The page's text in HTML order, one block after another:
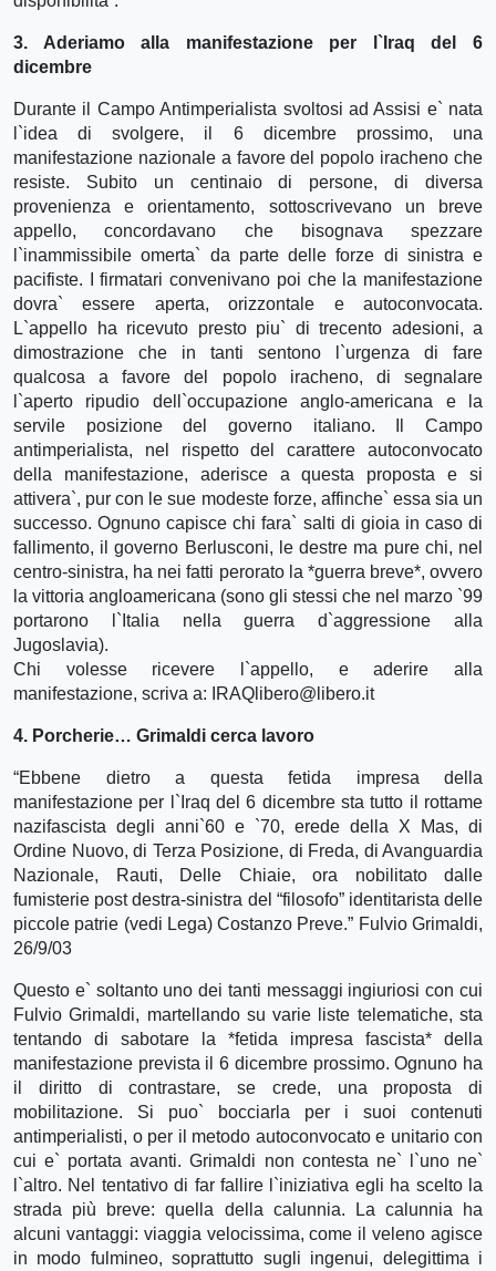
3. Aderiamo alla manifestazione per l`Iraq del 6
dicembre
Durante il Campo Antimperialista svoltosi ad Assisi e` nata
l`idea di svolgere, il 6 dicembre prossimo, una
manifestazione nazionale a favore del popolo iracheno che
resiste. Subito un centinaio di persone, di diversa
provenienza e orientamento, sottoscrivevano un breve
appello, concordavano che bisognava spezzare
l`inammissibile omerta` da parte delle forze di sinistra e
pacifiste. I firmatari convenivano poi che la manifestazione
dovra` essere aperta, orizzontale e autoconvocata.
L`appello ha ricevuto presto piu` di trecento adesioni, a
dimostrazione che in tanti sentono l`urgenza di fare
qualcosa a favore del popolo iracheno, di segnalare
l`aperto ripudio dell`occupazione anglo-americana e la
servile posizione del governo italiano. Il Campo
antimperialista, nel rispetto del carattere autoconvocato
della manifestazione, aderisce a questa proposta e si
attivera`, pur con le sue modeste forze, affinche` essa sia un
successo. Ognuno capisce chi fara` salti di gioia in caso di
fallimento, il governo Berlusconi, le destre ma pure chi, nel
centro-sinistra, ha nei fatti perorato la *guerra breve*, ovvero
la vittoria angloamericana (sono gli stessi che nel marzo `99
portarono l`Italia nella guerra d`aggressione alla
Jugoslavia).
Chi volesse ricevere l`appello, e aderire alla
manifestazione, scriva a: IRAQlibero@libero.it
4. Porcherie… Grimaldi cerca lavoro
“Ebbene dietro a questa fetida impresa della
manifestazione per l`Iraq del 6 dicembre sta tutto il rottame
nazifascista degli anni`60 e `70, erede della X Mas, di
Ordine Nuovo, di Terza Posizione, di Freda, di Avanguardia
Nazionale, Rauti, Delle Chiaie, ora nobilitato dalle
fumisterie post destra-sinistra del “filosofo” identitarista delle
piccole patrie (vedi Lega) Costanzo Preve.” Fulvio Grimaldi,
26/9/03
Questo e` soltanto uno dei tanti messaggi ingiuriosi con cui
Fulvio Grimaldi, martellando su varie liste telematiche, sta
tentando di sabotare la *fetida impresa fascista* della
manifestazione prevista il 6 dicembre prossimo. Ognuno ha
il diritto di contrastare, se crede, una proposta di
mobilitazione. Si puo` bocciarla per i suoi contenuti
antimperialisti, o per il metodo autoconvocato e unitario con
cui e` portata avanti. Grimaldi non contesta ne` l`uno ne`
l`altro. Nel tentativo di far fallire l`iniziativa egli ha scelto la
strada più breve: quella della calunnia. La calunnia ha
alcuni vantaggi: viaggia velocissima, come il veleno agisce
in modo fulmineo, soprattutto sugli ingenui, delegittima i